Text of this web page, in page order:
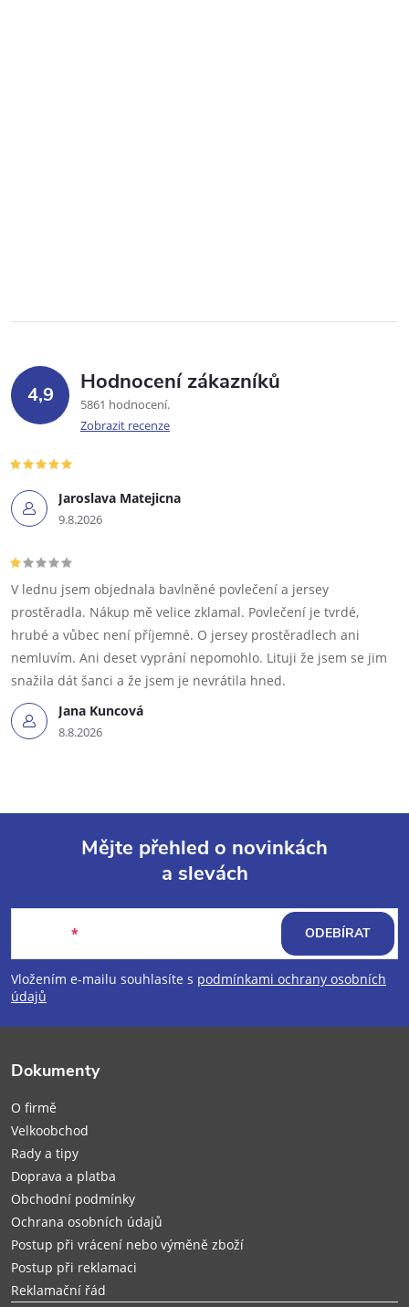
4,9 Hodnocení zákazníků
5861 hodnocení
Zobrazit recenze
Jaroslava Matejicna
9.8.2026
Jana Kuncová
8.8.2026
V lednu jsem objednala bavlněné povlečení a jersey
prostěradla. Nákup mě velice zklamal. Povlečení je tvrdé,
hrubé a vůbec není příjemné. O jersey prostěradlech ani
nemluvím. Ani deset vyprání nepomohlo. Lituji že jsem se jim
snažila dát šanci a že jsem je nevrátila hned.
p
a
Mějte přehled o novinkách
a slevách
Vložením e-mailu souhlasíte s podmínkami ochrany osobních
údajů
ODEBÍRAT
Dokumenty
O firmě
Velkoobchod
Rady a tipy
Doprava a platba
Obchodní podmínky
Ochrana osobních údajů
Postup při vrácení nebo výměně zboží
Postup při reklamaci
Reklamační řád